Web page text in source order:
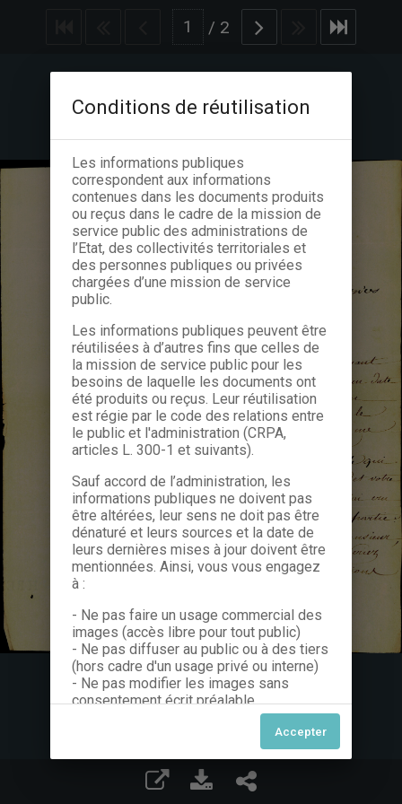
/ 2
Conditions de réutilisation
Les informations publiques
correspondent aux informations
contenues dans les documents produits
ou reçus dans le cadre de la mission de
service public des administrations de
l’Etat, des collectivités territoriales et
des personnes publiques ou privées
chargées d’une mission de service
public.
Les informations publiques peuvent être
réutilisées à d’autres fins que celles de
la mission de service public pour les
besoins de laquelle les documents ont
été produits ou reçus. Leur réutilisation
est régie par le code des relations entre
le public et l'administration (CRPA,
articles L. 300-1 et suivants).
Sauf accord de l’administration, les
informations publiques ne doivent pas
être altérées, leur sens ne doit pas être
dénaturé et leurs sources et la date de
leurs dernières mises à jour doivent être
mentionnées. Ainsi, vous vous engagez
à :
- Ne pas faire un usage commercial des
images (accès libre pour tout public)
- Ne pas diffuser au public ou à des tiers
(hors cadre d'un usage privé ou interne)
- Ne pas modifier les images sans
consentement écrit préalable
Dans le cas contraire, nous vous invitons
à nous contacter afin de solliciter le type
de Licence souhaitée parmi celles
proposées et le cas échéant, acquitter